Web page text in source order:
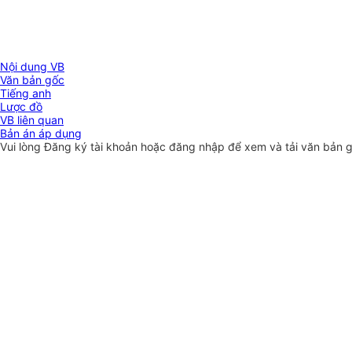
Nội dung VB
Văn bản gốc
Tiếng anh
Lược đồ
VB liên quan
Bản án áp dụng
Vui lòngĐăng ký tài khoản hoặc đăng nhập để xem và tải văn bản